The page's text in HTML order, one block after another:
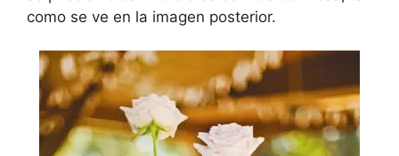
como se ve en la imagen posterior.